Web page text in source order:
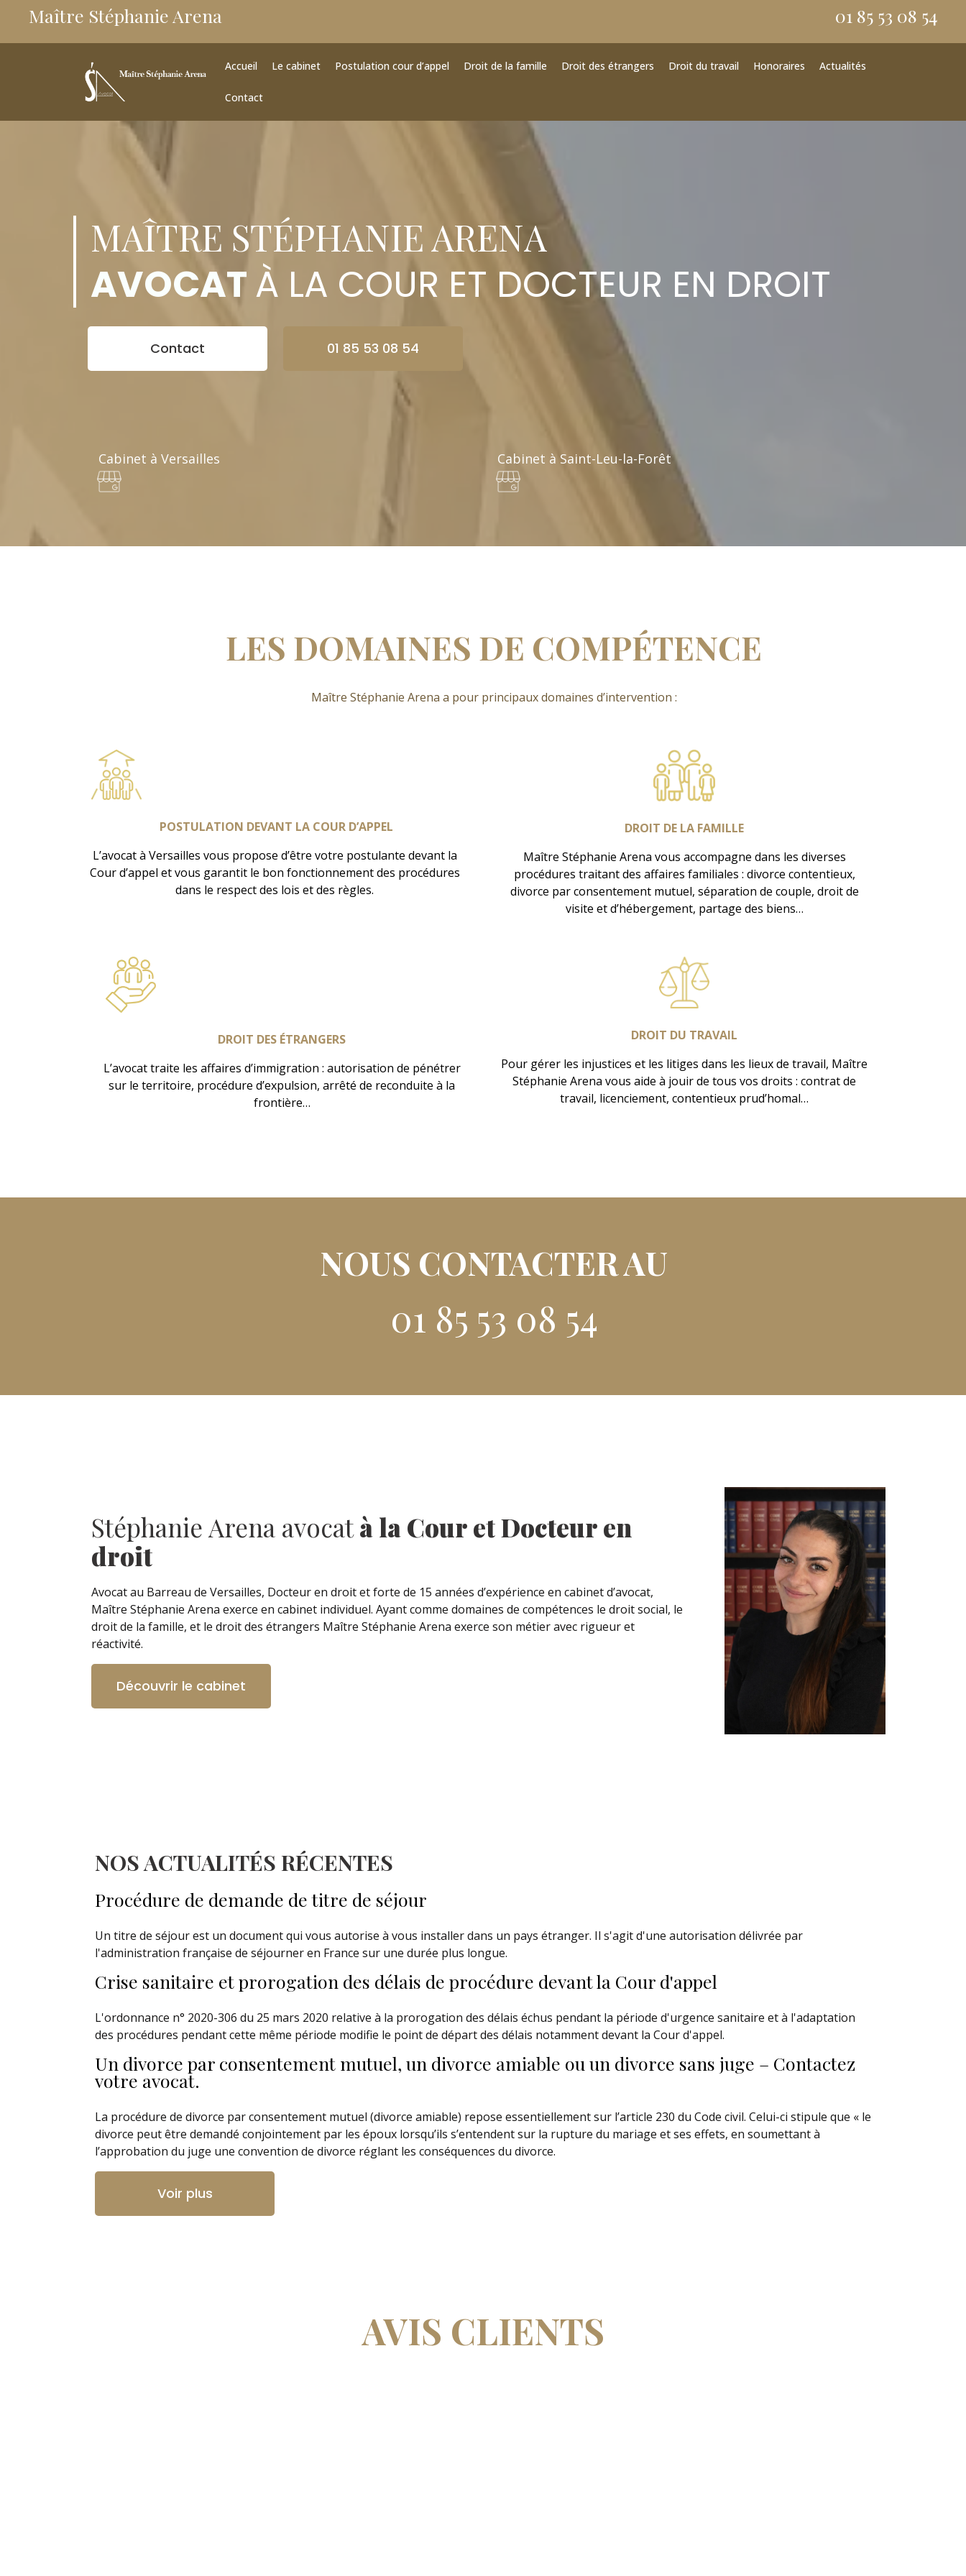
Maître Stéphanie Arena 01 85 53 08 54
Accueil Le cabinet Postulation cour d’appel Droit de la famille Droit des étrangers Droit du travail Honoraires Actualités
Contact
MAÎTRE STÉPHANIE ARENA
AVOCATÀ LA COUR ET DOCTEUR EN DROIT
Contact 01 85 53 08 54
Cabinet à Versailles Cabinet à Saint-Leu-la-Forêt
LES DOMAINES DE COMPÉTENCE
Maître Stéphanie Arena a pour principaux domaines d’intervention :
POSTULATION DEVANT LA COUR D’APPEL
L’avocat à Versailles vous propose d’être votre postulante devant la
Cour d’appel et vous garantit le bon fonctionnement des procédures
dans le respect des lois et des règles.
DROIT DE LA FAMILLE
Maître Stéphanie Arena vous accompagne dans les diverses
procédures traitant des affaires familiales : divorce contentieux,
divorce par consentement mutuel, séparation de couple, droit de
visite et d’hébergement, partage des biens…
DROIT DES ÉTRANGERS
L’avocat traite les affaires d’immigration : autorisation de pénétrer
sur le territoire, procédure d’expulsion, arrêté de reconduite à la
frontière…
DROIT DU TRAVAIL
Pour gérer les injustices et les litiges dans les lieux de travail, Maître
Stéphanie Arena vous aide à jouir de tous vos droits : contrat de
travail, licenciement, contentieux prud’homal…
NOUS CONTACTER AU
01 85 53 08 54
Stéphanie Arena avocatà la Cour et Docteur en
droit
Avocat au Barreau de Versailles, Docteur en droit et forte de 15 années d’expérience en cabinet d’avocat,
Maître Stéphanie Arena exerce en cabinet individuel. Ayant comme domaines de compétences le droit social, le
droit de la famille, et le droit des étrangers Maître Stéphanie Arena exerce son métier avec rigueur et
réactivité.
Découvrir le cabinet
NOS ACTUALITÉS RÉCENTES
Procédure de demande de titre de séjour
Un titre de séjour est un document qui vous autorise à vous installer dans un pays étranger. Il s'agit d'une autorisation délivrée par
l'administration française de séjourner en France sur une durée plus longue.
Crise sanitaire et prorogation des délais de procédure devant la Cour d'appel
L'ordonnance n° 2020-306 du 25 mars 2020 relative à la prorogation des délais échus pendant la période d'urgence sanitaire et à l'adaptation
des procédures pendant cette même période modifie le point de départ des délais notamment devant la Cour d'appel.
Un divorce par consentement mutuel, un divorce amiable ou un divorce sans juge – Contactez
votre avocat.
La procédure de divorce par consentement mutuel (divorce amiable) repose essentiellement sur l’article 230 du Code civil. Celui-ci stipule que « le
divorce peut être demandé conjointement par les époux lorsqu’ils s’entendent sur la rupture du mariage et ses effets, en soumettant à
l’approbation du juge une convention de divorce réglant les conséquences du divorce.
Voir plus
AVIS CLIENTS